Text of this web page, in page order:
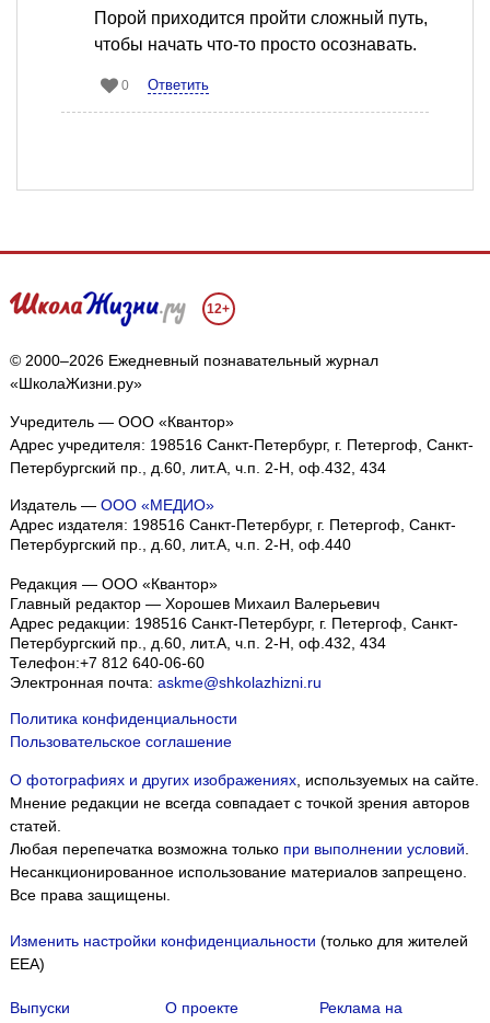
Порой приходится пройти сложный путь,
чтобы начать что-то просто осознавать.
0 Ответить
12+
© 2000–2026 Ежедневный познавательный журнал
«ШколаЖизни.ру»
Учредитель — ООО «Квантор»
Адрес учредителя: 198516 Санкт-Петербург, г. Петергоф, Санкт-
Петербургский пр., д.60, лит.А, ч.п. 2-Н, оф.432, 434
Издатель — ООО «МЕДИО»
Адрес издателя: 198516 Санкт-Петербург, г. Петергоф, Санкт-
Петербургский пр., д.60, лит.А, ч.п. 2-Н, оф.440
Редакция — ООО «Квантор»
Главный редактор — Хорошев Михаил Валерьевич
Адрес редакции: 198516 Санкт-Петербург, г. Петергоф Санкт-
Петербургский пр., д.60, лит.А, ч.п. 2-Н, оф.432, 434
Телефон:+7 812 640-06-60
Электронная почта: askme@shkolazhizni.ru
Политика конфиденциальности
Пользовательское соглашение
О фотографиях и других изображениях, используемых на сайте.
Мнение редакции не всегда совпадает с точкой зрения авторов
статей.
Любая перепечатка возможна только при выполнении условий
Несанкционированное использование материалов запрещено.
Все права защищены.
Изменить настройки конфиденциальности (только для жителей
EEA)
Выпуски О проекте
Реклама на